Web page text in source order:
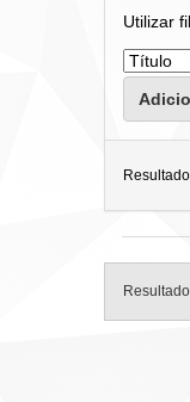
Utilizar